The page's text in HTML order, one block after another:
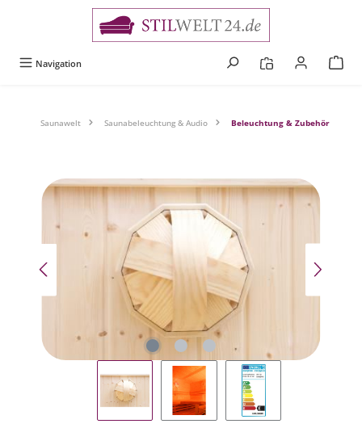
Navigation
Saunawelt Saunabeleuchtung & Audio Beleuchtung & Zubehör
Bildergalerie überspringen